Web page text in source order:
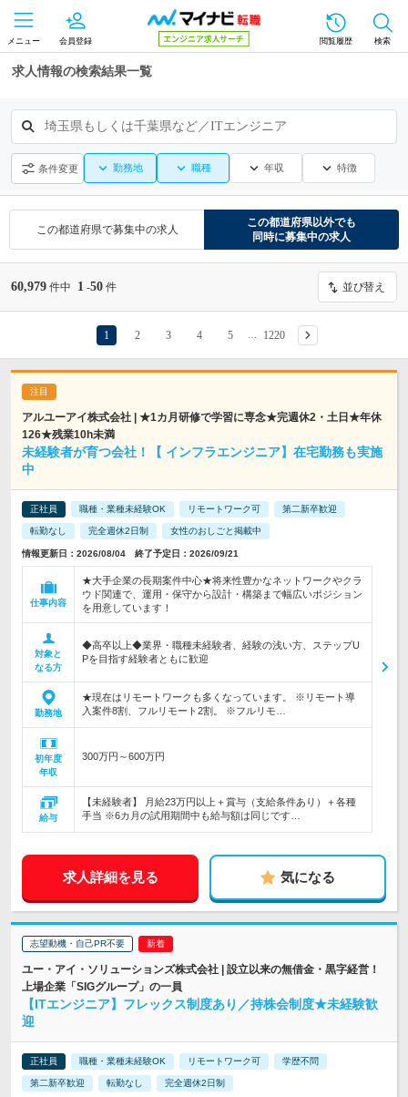
メニュー 会員登録 閲覧履歴 検索
求人情報の検索結果一覧
埼玉県もしくは千葉県など／ITエンジニア
条件変更 勤務地 職種 年収 特徴
この都道府県で募集中の求人
この都道府県以外でも
同時に募集中の求人
60,979 件中 1 -50 件 並び替え
1 2 3 4 5 1220
アルユーアイ株式会社 | ★1カ月研修で学習に専念★完週休2・土日★年休
126★残業10h未満
未経験者が育つ会社！【 インフラエンジニア】在宅勤務も実施
中
正社員 職種・業種未経験OK リモートワーク可 第二新卒歓迎
転勤なし 完全週休2日制 女性のおしごと掲載中
情報更新日：2026/08/04 終了予定日：2026/09/21
仕事内容
★大手企業の長期案件中心★将来性豊かなネットワークやクラ
ウド関連で、運用・保守から設計・構築まで幅広いポジション
を用意しています！
対象と
なる方
◆高卒以上◆業界・職種未経験者、経験の浅い方、ステップU
Pを目指す経験者ともに歓迎
勤務地
★現在はリモートワークも多くなっています。 ※リモート導
入案件8割、フルリモート2割。 ※フルリモ…
初年度
年収
300万円～600万円
給与
【未経験者】 月給23万円以上＋賞与（支給条件あり）＋各種
手当 ※6カ月の試用期間中も給与額は同じです…
求人詳細を見る 気になる
志望動機・自己PR不要
ユー・アイ・ソリューションズ株式会社 | 設立以来の無借金・黒字経営！
上場企業「SIGグループ」の一員
【ITエンジニア】フレックス制度あり／持株会制度★未経験歓
迎
正社員 職種・業種未経験OK リモートワーク可 学歴不問
第二新卒歓迎 転勤なし 完全週休2日制